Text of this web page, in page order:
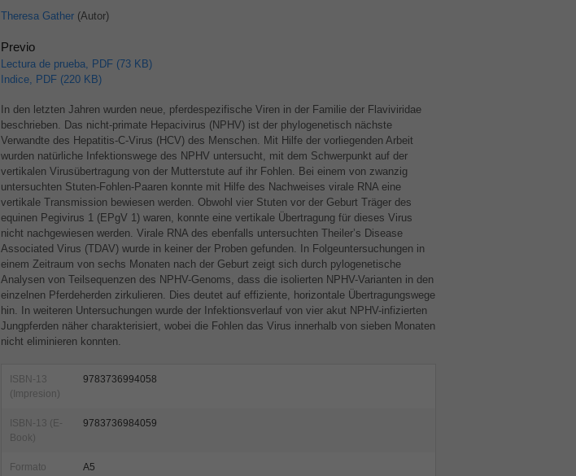
Theresa Gather(Autor)
Previo
Lectura de prueba, PDF (73 KB)
Indice, PDF (220 KB)
In den letzten Jahren wurden neue, pferdespezifische Viren in der Familie der Flaviviridae
beschrieben. Das nicht-primate Hepacivirus (NPHV) ist der phylogenetisch nächste
Verwandte des Hepatitis-C-Virus (HCV) des Menschen. Mit Hilfe der vorliegenden Arbeit
wurden natürliche Infektionswege des NPHVuntersucht, mit dem Schwerpunkt auf der
vertikalen Virusübertragung von der Mutterstute auf ihr Fohlen. Bei einem von zwanzig
untersuchten Stuten-Fohlen-Paaren konnte mit Hilfe des Nachweises virale RNAeine
vertikale Transmission bewiesen werden. Obwohl vier Stuten vor der Geburt Träger des
equinen Pegivirus 1 (EPgV 1) waren, konnte eine vertikale Übertragung für dieses Virus
nicht nachgewiesen werden. Virale RNAdes ebenfalls untersuchten Theiler’s Disease
Associated Virus (TDAV) wurde in keiner der Proben gefunden. In Folgeuntersuchungen in
einem Zeitraum von sechs Monaten nach der Geburt zeigt sich durch pylogenetische
Analysen von Teilsequenzen des NPHV-Genoms, dass die isolierten NPHV-Varianten in den
einzelnen Pferdeherden zirkulieren. Dies deutet auf effiziente, horizontale Übertragungswege
hin. In weiteren Untersuchungen wurde der Infektionsverlauf von vier akut NPHV-infizierten
Jungpferden näher charakterisiert, wobei die Fohlen das Virus innerhalb von sieben Monaten
nicht eliminieren konnten.
ISBN-13
(Impresion)
9783736994058
ISBN-13 (E-
Book)
9783736984059
Formato A5